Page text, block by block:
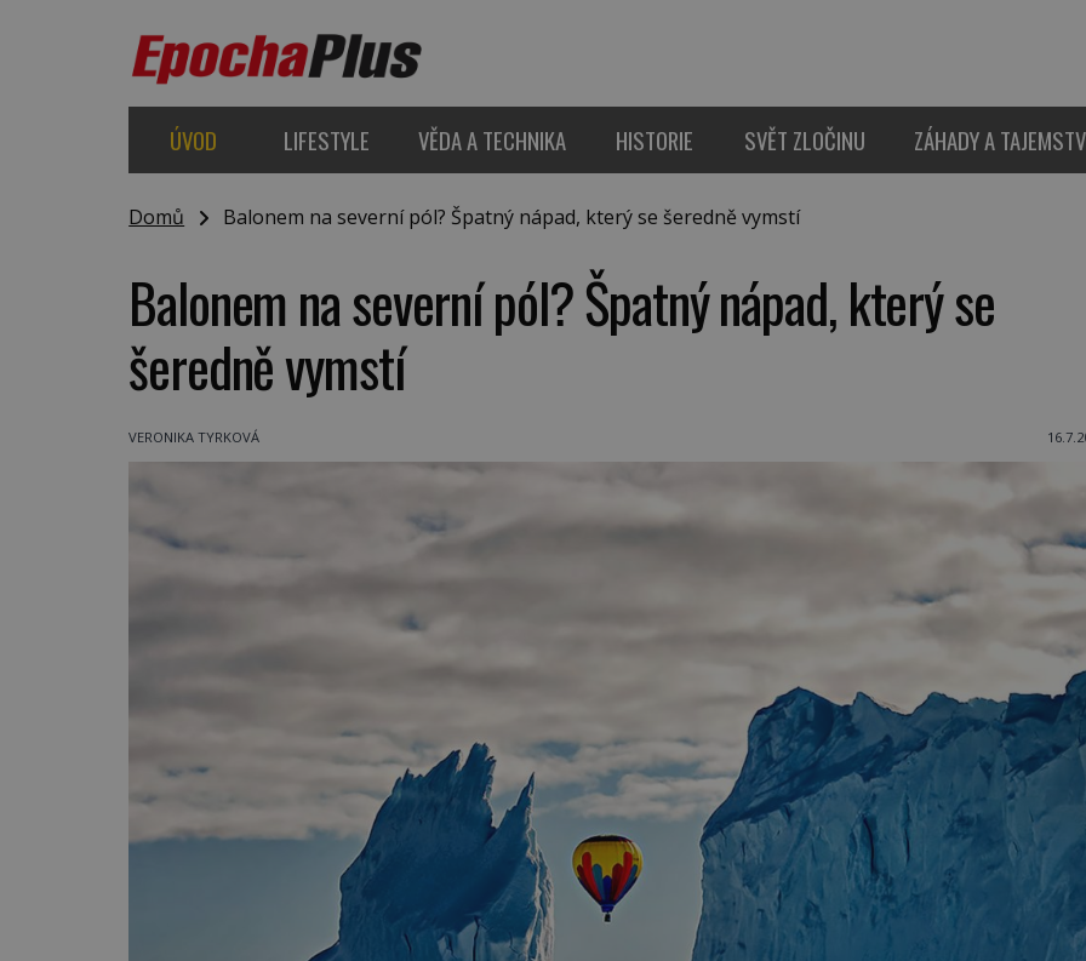
ÚVOD LIFESTYLE VĚDA A TECHNIKA HISTORIE SVĚT ZLOČINU ZÁHADY A
Domů Balonem na severní pól? Špatný nápad, který se šeredně vymstí
Balonem na severní pól? Špatný nápad, který se
šeredně vymstí
VERONIKA TYRKOVÁ